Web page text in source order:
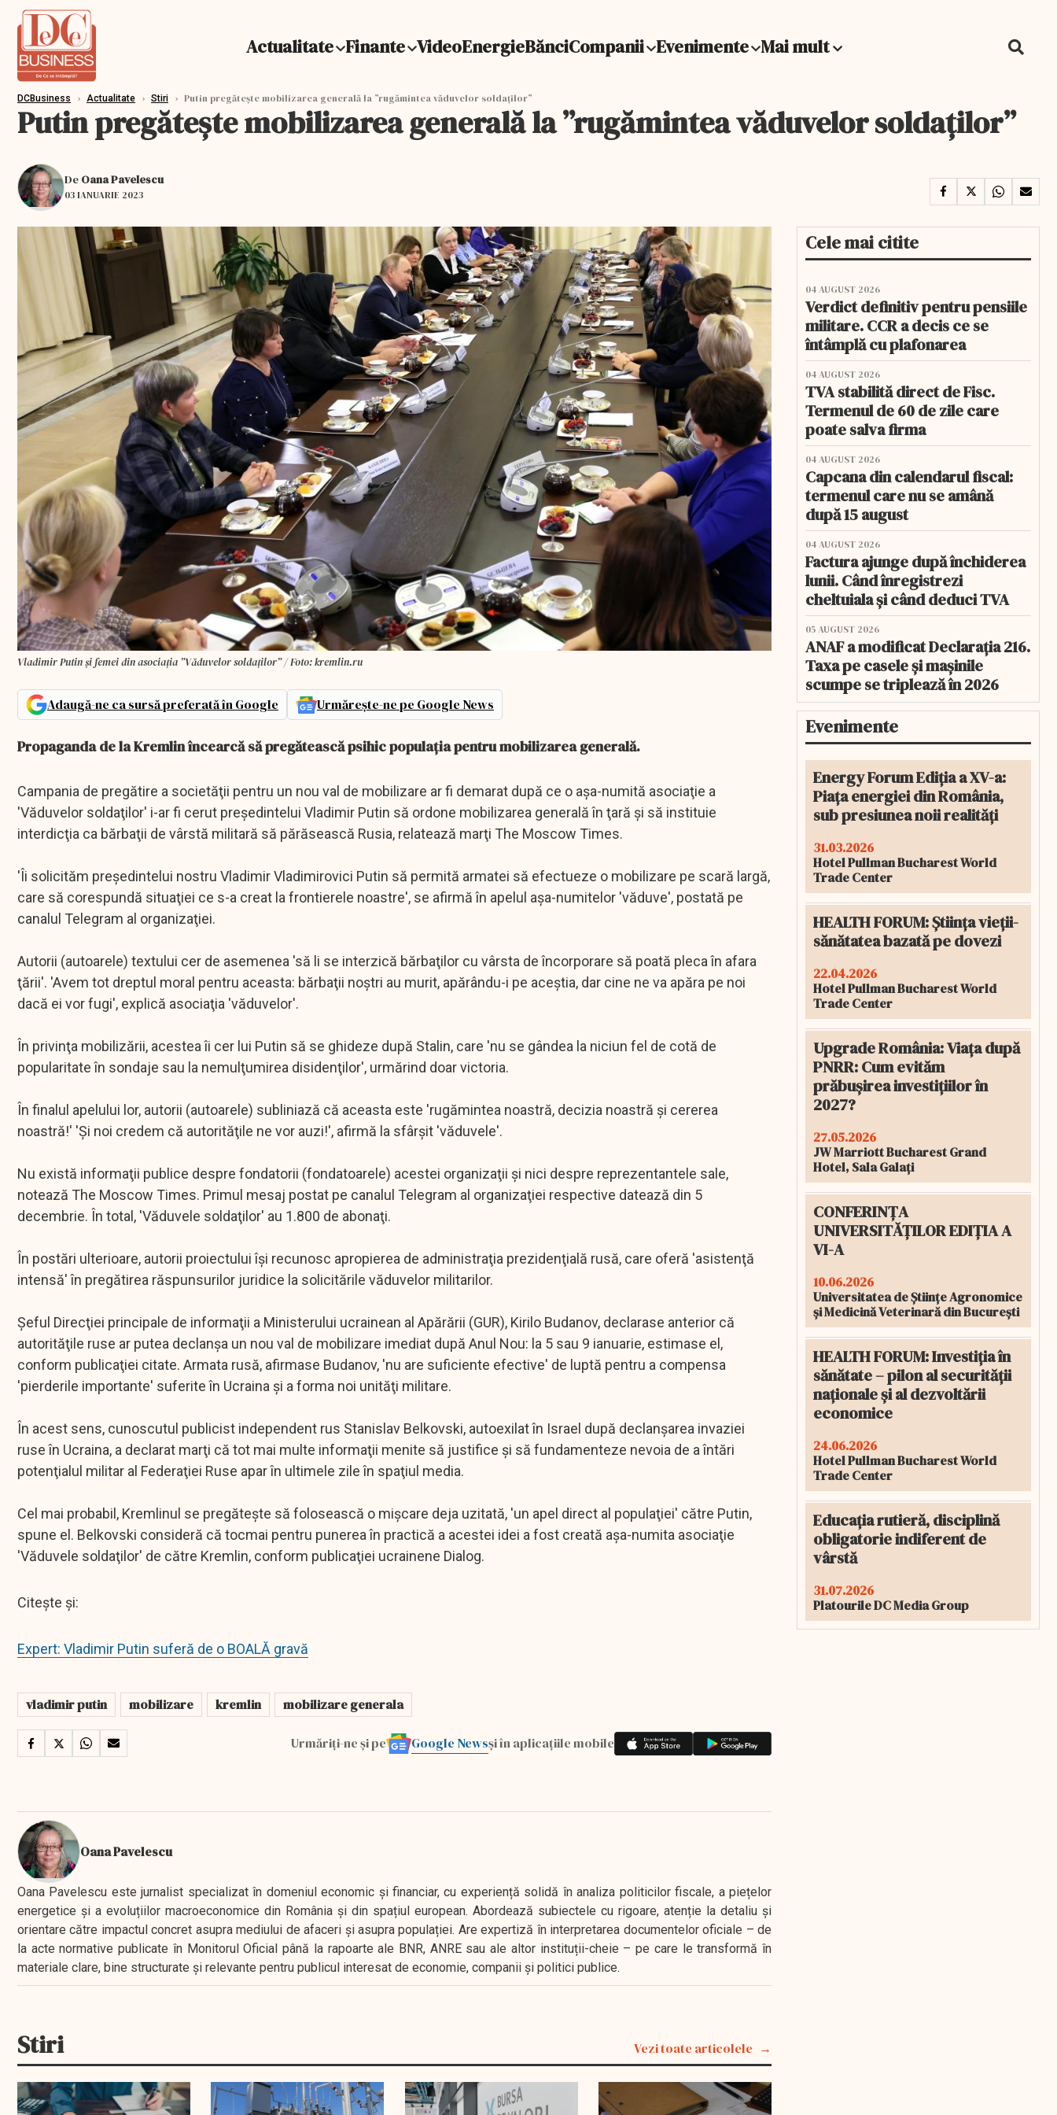
Actualitate Finante VideoEnergieBănciCompanii Evenimente Mai mult
DCBusiness › Actualitate › Stiri › Putin pregătește mobilizarea generală la ”rugămintea văduvelor soldaților”
Putin pregătește mobilizarea generală la ”rugămintea văduvelor soldaților”
De Oana Pavelescu
03 IANUARIE 2023
Vladimir Putin și femei din asociația ”Văduvelor soldaților” / Foto: kremlin.ru
Adaugă-ne ca sursă preferată în Google Urmărește-ne pe Google News
Propaganda de la Kremlin încearcă să pregătească psihic populația pentru mobilizarea generală.
Campania de pregătire a societăţii pentru un nou val de mobilizare ar fi demarat după ce o aşa-numită asociaţie a
'Văduvelor soldaţilor' i-ar fi cerut preşedintelui Vladimir Putin să ordone mobilizarea generală în ţară şi să instituie
interdicţia ca bărbaţii de vârstă militară să părăsească Rusia, relatează marţi The Moscow Times.
'Îi solicităm preşedintelui nostru Vladimir Vladimirovici Putin să permită armatei să efectueze o mobilizare pe scară largă,
care să corespundă situaţiei ce s-a creat la frontierele noastre', se afirmă în apelul aşa-numitelor 'văduve', postată pe
canalul Telegram al organizaţiei.
Autorii (autoarele) textului cer de asemenea 'să li se interzică bărbaţilor cu vârsta de încorporare să poată pleca în afara
ţării'. 'Avem tot dreptul moral pentru aceasta: bărbaţii noştri au murit, apărându-i pe aceştia, dar cine ne va apăra pe noi
dacă ei vor fugi', explică asociaţia 'văduvelor'.
În privinţa mobilizării, acestea îi cer lui Putin să se ghideze după Stalin, care 'nu se gândea la niciun fel de cotă de
popularitate în sondaje sau la nemulţumirea disidenţilor', urmărind doar victoria.
În finalul apelului lor, autorii (autoarele) subliniază că aceasta este 'rugămintea noastră, decizia noastră şi cererea
noastră!' 'Şi noi credem că autorităţile ne vor auzi!', afirmă la sfârşit 'văduvele'.
Nu există informaţii publice despre fondatorii (fondatoarele) acestei organizaţii şi nici despre reprezentantele sale,
notează The Moscow Times. Primul mesaj postat pe canalul Telegram al organizaţiei respective datează din 5
decembrie. În total, 'Văduvele soldaţilor' au 1.800 de abonaţi.
În postări ulterioare, autorii proiectului îşi recunosc apropierea de administraţia prezidenţială rusă, care oferă 'asistenţă
intensă' în pregătirea răspunsurilor juridice la solicitările văduvelor militarilor.
Şeful Direcţiei principale de informaţii a Ministerului ucrainean al Apărării (GUR), Kirilo Budanov, declarase anterior că
autorităţile ruse ar putea declanşa un nou val de mobilizare imediat după Anul Nou: la 5 sau 9 ianuarie, estimase el,
conform publicaţiei citate. Armata rusă, afirmase Budanov, 'nu are suficiente efective' de luptă pentru a compensa
'pierderile importante' suferite în Ucraina şi a forma noi unităţi militare.
În acest sens, cunoscutul publicist independent rus Stanislav Belkovski, autoexilat în Israel după declanşarea invaziei
ruse în Ucraina, a declarat marţi că tot mai multe informaţii menite să justifice şi să fundamenteze nevoia de a întări
potenţialul militar al Federaţiei Ruse apar în ultimele zile în spaţiul media.
Cel mai probabil, Kremlinul se pregăteşte să folosească o mişcare deja uzitată, 'un apel direct al populaţiei' către Putin,
spune el. Belkovski consideră că tocmai pentru punerea în practică a acestei idei a fost creată aşa-numita asociaţie
'Văduvele soldaţilor' de către Kremlin, conform publicaţiei ucrainene Dialog.
Citește și:
Expert: Vladimir Putin suferă de o BOALĂ gravă
vladimir putin mobilizare kremlin mobilizare generala
Urmăriți-ne și pe Google Newsși în aplicațiile mobile
Oana Pavelescu
Oana Pavelescu este jurnalist specializat în domeniul economic și financiar, cu experiență solidă în analiza politicilor fiscale, a piețelor
energetice și a evoluțiilor macroeconomice din România și din spațiul european. Abordează subiectele cu rigoare, atenție la detaliu și
orientare către impactul concret asupra mediului de afaceri și asupra populației. Are expertiză în interpretarea documentelor oficiale – de
la acte normative publicate în Monitorul Oficial până la rapoarte ale BNR, ANRE sau ale altor instituții-cheie – pe care le transformă în
materiale clare, bine structurate și relevante pentru publicul interesat de economie, companii și politici publice.
Stiri Vezi toate articolele
Cele mai citite
04 AUGUST 2026
Verdict definitiv pentru pensiile
militare. CCR a decis ce se
întâmplă cu plafonarea
04 AUGUST 2026
TVA stabilită direct de Fisc.
Termenul de 60 de zile care
poate salva firma
04 AUGUST 2026
Capcana din calendarul fiscal:
termenul care nu se amână
după 15 august
04 AUGUST 2026
Factura ajunge după închiderea
lunii. Când înregistrezi
cheltuiala și când deduci TVA
05 AUGUST 2026
ANAF a modificat Declarația 216.
Taxa pe casele și mașinile
scumpe se triplează în 2026
Evenimente
Energy Forum Ediția a XV-a:
Piața energiei din România,
sub presiunea noii realități
31.03.2026
Hotel Pullman Bucharest World
Trade Center
HEALTH FORUM: Știința vieții-
sănătatea bazată pe dovezi
22.04.2026
Hotel Pullman Bucharest World
Trade Center
Upgrade România: Viața după
PNRR: Cum evităm
prăbușirea investițiilor în
2027?
27.05.2026
JW Marriott Bucharest Grand
Hotel, Sala Galați
CONFERINȚA
UNIVERSITĂȚILOR EDIȚIA A
VI-A
10.06.2026
Universitatea de Științe Agronomice
și Medicină Veterinară din București
HEALTH FORUM: Investiția în
sănătate – pilon al securității
naționale și al dezvoltării
economice
24.06.2026
Hotel Pullman Bucharest World
Trade Center
Educația rutieră, disciplină
obligatorie indiferent de
vârstă
31.07.2026
Platourile DC Media Group